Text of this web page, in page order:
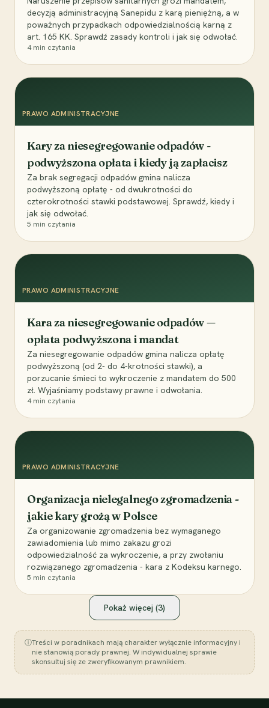
decyzją administracyjną Sanepidu z karą pieniężną, a w
poważnych przypadkach odpowiedzialnością karną z
art. 165 KK. Sprawdź zasady kontroli i jak się odwołać.
4min czytania
PRAWO ADMINISTRACYJNE
Kary za niesegregowanie odpadów -
podwyższona opłata i kiedy ją zapłacisz
Za brak segregacji odpadów gmina nalicza
podwyższoną opłatę - od dwukrotności do
czterokrotności stawki podstawowej. Sprawdź, kiedy i
jak się odwołać.
5 min czytania
PRAWO ADMINISTRACYJNE
Kara za niesegregowanie odpadów —
opłata podwyższona i mandat
Za niesegregowanie odpadów gmina nalicza opłatę
podwyższoną (od 2- do 4-krotności stawki), a
porzucanie śmieci to wykroczenie z mandatem do 500
zł. Wyjaśniamy podstawy prawne i odwołania.
4min czytania
PRAWO ADMINISTRACYJNE
Organizacja nielegalnego zgromadzenia -
jakie kary grożą w Polsce
Za organizowanie zgromadzenia bez wymaganego
zawiadomienia lub mimo zakazu grozi
odpowiedzialność za wykroczenie, a przy zwołaniu
rozwiązanego zgromadzenia - kara z Kodeksu karnego.
5 min czytania
Pokaż więcej (3)
ⓘTreści w poradnikach mają charakter wyłącznie informacyjny i
nie stanowią porady prawnej. W indywidualnej sprawie
skonsultuj się ze zweryfikowanym prawnikiem.